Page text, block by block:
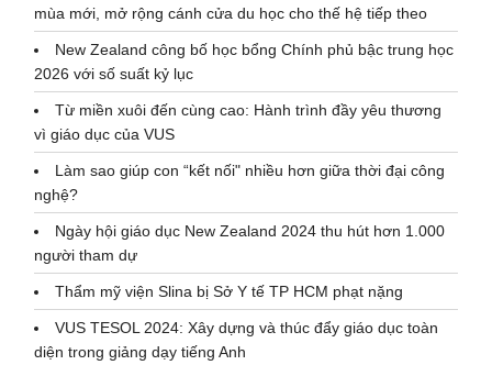
mùa mới, mở rộng cánh cửa du học cho thế hệ tiếp theo
New Zealand công bố học bổng Chính phủ bậc trung học
2026 với số suất kỷ lục
Từ miền xuôi đến cùng cao: Hành trình đầy yêu thương
vì giáo dục của VUS
Làm sao giúp con “kết nối" nhiều hơn giữa thời đại công
nghệ?
Ngày hội giáo dục New Zealand 2024 thu hút hơn 1.000
người tham dự
Thẩm mỹ viện Slina bị Sở Y tế TP HCM phạt nặng
VUS TESOL 2024: Xây dựng và thúc đẩy giáo dục toàn
diện trong giảng dạy tiếng Anh